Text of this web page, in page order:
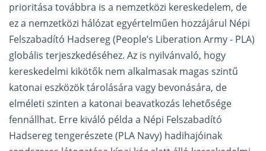
prioritása továbbra is a nemzetközi kereskedelem, de
ez a nemzetközi hálózat egyértelműen hozzájárul Népi
Felszabadító Hadsereg (People’s Liberation Army - PLA)
globális terjeszkedéséhez. Az is nyilvánvaló, hogy
kereskedelmi kikötők nem alkalmasak magas szintű
katonai eszközök tárolására vagy bevonására, de
elméleti szinten a katonai beavatkozás lehetősége
fennállhat. Erre kiváló példa a Népi Felszabadító
Hadsereg tengerészete (PLA Navy) hadihajóinak